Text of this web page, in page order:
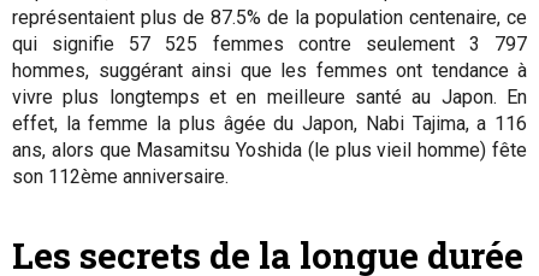
représentaient plus de 87.5% de la population centenaire, ce
qui signifie 57 525 femmes contre seulement 3 797
hommes, suggérant ainsi que les femmes ont tendance à
vivre plus longtemps et en meilleure santé au Japon. En
effet, la femme la plus âgée du Japon, Nabi Tajima, a 116
ans, alors que Masamitsu Yoshida (le plus vieil homme) fête
son 112ème anniversaire.
Les secrets de la longue durée